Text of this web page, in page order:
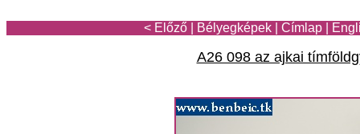
< Előző Bélyegképek Címlap
A26 098 az ajkai